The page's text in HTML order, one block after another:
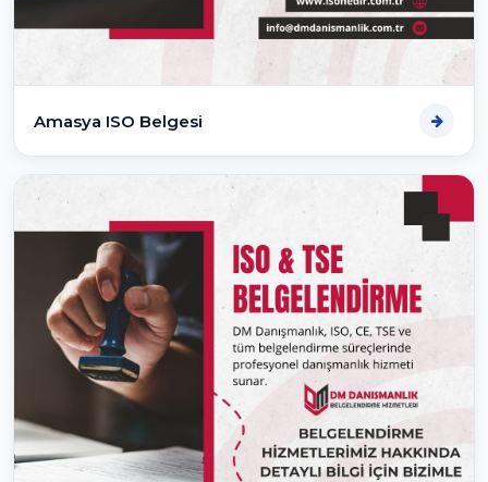
Amasya ISO Belgesi